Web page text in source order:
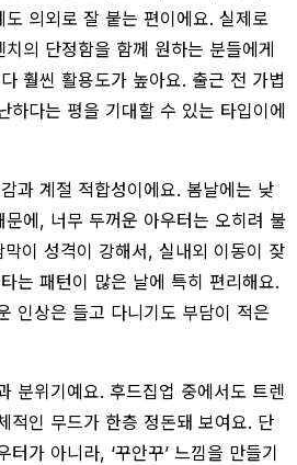
의외로 잘 붙는 편이에요. 실제로
의 단정함을 함께 원하는 분들에게
훨씬 활용도가 높아요. 출근 전 가볍
하다는 평을 기대할 수 있는 타입이에
과 계절 적합성이에요. 봄날에는 낮
에, 너무 두꺼운 아우터는 오히려 불
이 성격이 강해서, 실내외 이동이 잦
는 패턴이 많은 날에 특히 편리해요.
인상은 들고 다니기도 부담이 적은
분위기예요. 후드집업 중에서도 트렌
적인 무드가 한층 정돈돼 보여요. 단
터가 아니라, ‘꾸안꾸’ 느낌을 만들기